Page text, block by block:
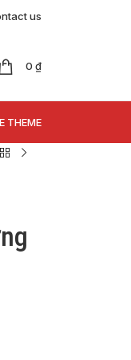
us
0 ₫
THEME